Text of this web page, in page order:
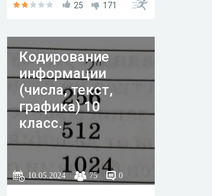
25 171
Кодирование
информации
(числа, текст,
графика) 10
класс.
10.05.2024 75 0